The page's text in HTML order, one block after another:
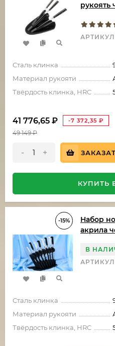
рукоять
Сталь клинка
Материал рукояти
Твёрдость клинка, HRC
41 776,65 ₽ -7 372,35 ₽
49 149₽
- +
КУПИТЬ
-15%
Набор
акрила
В
Сталь клинка
Материал рукояти
Твёрдость клинка, HRC